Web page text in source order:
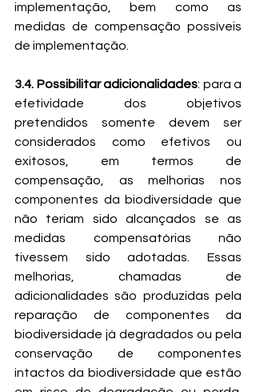
implementação, bem como as
medidas de compensação possíveis
de implementação.
3.4. Possibilitar adicionalidades: para a
efetividade dos objetivos
pretendidos somente devem ser
considerados como efetivos ou
exitosos, em termos de
compensação, as melhorias nos
componentes da biodiversidade que
não teriam sido alcançados se as
medidas compensatórias não
tivessem sido adotadas. Essas
melhorias, chamadas de
adicionalidades são produzidas pela
reparação de componentes da
biodiversidade já degradados ou pela
conservação de componentes
intactos da biodiversidade que estão